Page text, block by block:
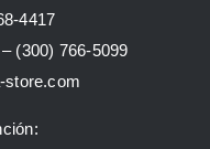
4417
– (300) 766-5099
store.com